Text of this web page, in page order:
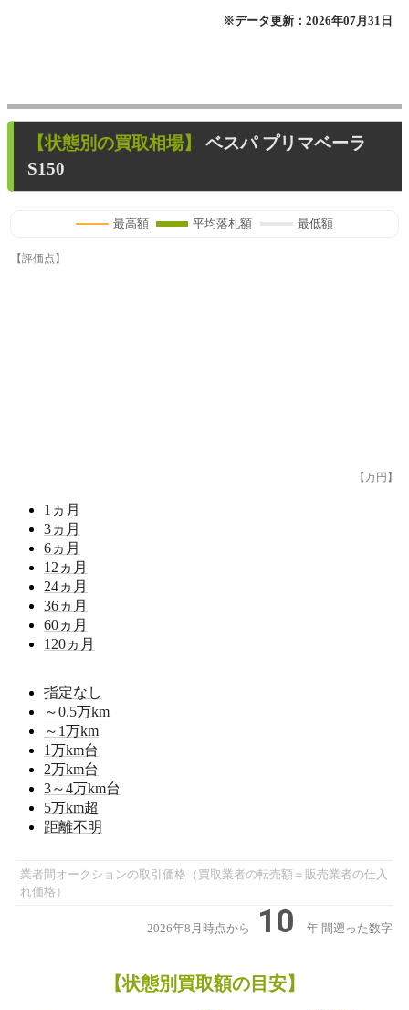
※データ更新：2026年07月31日
【状態別の買取相場】
ベスパ プリマベーラ
S150
最高額 平均落札額 最低額
【評価点】
【万円】
1 ヵ月
3ヵ月
6ヵ月
12 ヵ月
24ヵ月
36ヵ月
60ヵ月
120ヵ月
指定なし
～0.5万km
～1万km
1万km台
2万km台
3～4万km台
5万km超
距離不明
業者間オークションの取引価格（買取業者の転売額＝販売業者の仕入
れ価格）
2026年8月時点から 10 年 間遡った数字
【状態別買取額の目安】